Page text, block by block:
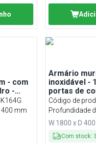
- com
-
mm
Armário
inoxidável -
portas de
650mm de
Código de
Profundidade
W 1800 x D
Com stock: 3